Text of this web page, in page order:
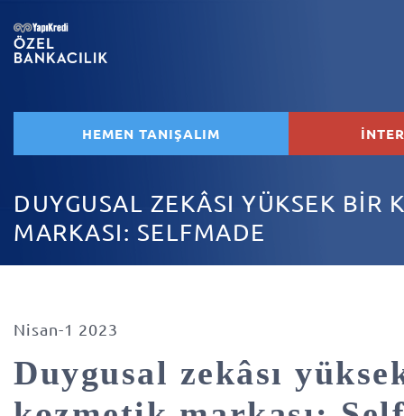
HEMEN TANIŞALIM
DUYGUSAL ZEKÂSI YÜKSEK BİR
MARKASI: SELFMADE
Nisan-1 2023
Duygusal zekâsı